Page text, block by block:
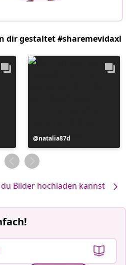
dir gestaltet #sharemevidaxl
Beitrag
veröffentlicht
von
natalia87d
Bilder hochladen kannst